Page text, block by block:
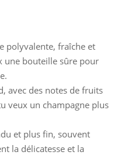
polyvalente, fraîche et
une bouteille sûre pour
avec des notes de fruits
veux un champagne plus
et plus fin, souvent
la délicatesse et la